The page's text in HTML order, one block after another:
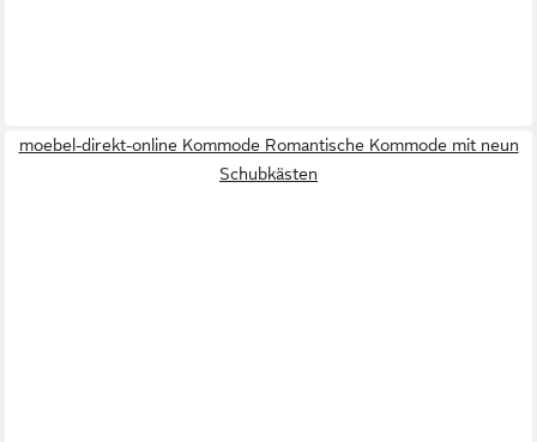
moebel-direkt-online Kommode Romantische Kommode mit neun
Schubkästen